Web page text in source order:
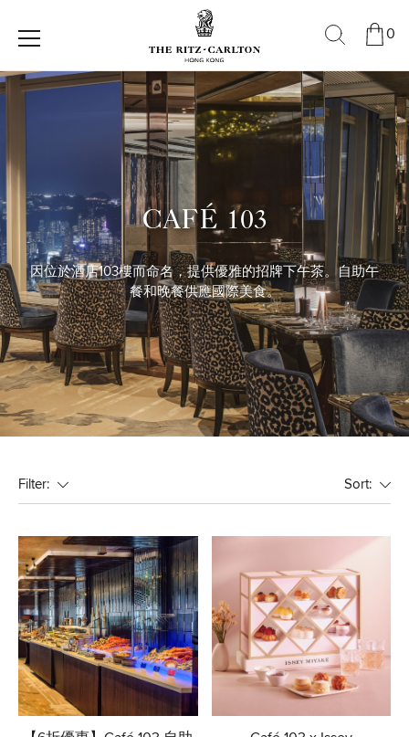
0
CAFÉ 103
因位於酒店103樓而命名，提供優雅的招牌下午茶。自助午
餐和晚餐供應國際美食。
Filter: Sort: